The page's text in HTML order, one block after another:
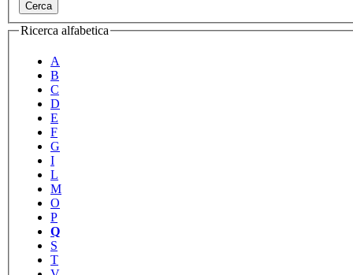
Ricerca alfabetica
A
B
C
D
E
F
G
I
L
M
O
P
Q
S
T